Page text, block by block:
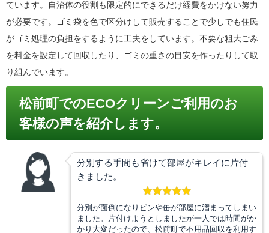
ています。自治体の役割も限定的にできるだけ経費をかけない努力
が必要です。ゴミ袋を色で区分けして販売することで少しでも住民
がゴミ処理の負担をするように工夫をしています。不要な粗大ごみ
を料金を設定して回収したり、ゴミの重さの目安を作ったりして取
り組んでいます。
松前町でのECOクリーンご利用のお
客様の声を紹介します。
分別する手間も省けて部屋がキレイに片付
きました。
分別が面倒になりビンや缶が部屋に溜まってしまい
ました。片付けようとしましたが一人では時間がか
かり大変だったので、松前町で不用品回収を利用す